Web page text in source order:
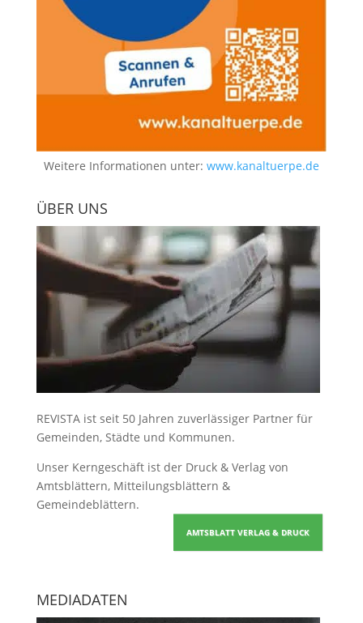
Weitere Informationen unter: www.kanaltuerpe.de
ÜBER UNS
REVISTA ist seit 50 Jahren zuverlässiger Partner für
Gemeinden, Städte und Kommunen.
Unser Kerngeschäft ist der Druck & Verlag von
Amtsblättern, Mitteilungsblättern &
Gemeindeblättern.
AMTSBLATT VERLAG & DRUCK
MEDIADATEN